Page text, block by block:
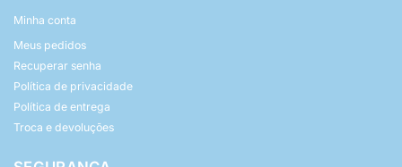
Minha conta
Meus pedidos
Recuperar senha
Política de privacidade
Política de entrega
Troca e devoluções